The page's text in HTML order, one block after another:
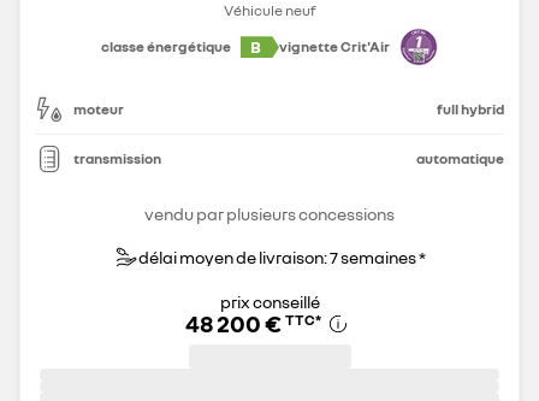
Véhicule neuf
classe énergétique
B vignette Crit'Air
moteur full hybrid
transmission automatique
vendu par plusieurs concessions
délai moyen de livraison: 7 semaines *
prix conseillé
48 200 € TTC*